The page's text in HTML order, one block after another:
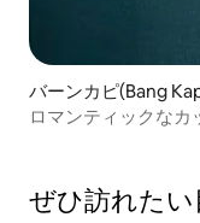
バーンカピ(Bang
ロマンティックな
ぜひ訪⁠れ⁠た⁠い